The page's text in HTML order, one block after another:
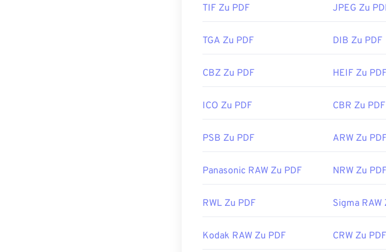
TIF Zu PDF JPEG Zu
TGA Zu PDF DIB Zu PDF
CBZ Zu PDF HEIF Zu
ICO Zu PDF CBR Zu PDF
PSB Zu PDF ARW Zu
Panasonic RAW Zu PDF NRW Zu
RWL Zu PDF Sigma RAW
Kodak RAW Zu PDF CRW Zu PDF